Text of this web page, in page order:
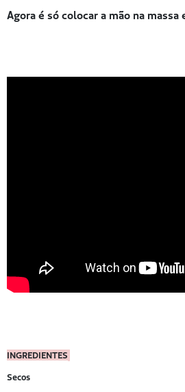
Agora é só colocar a mão na massa
INGREDIENTES
Secos